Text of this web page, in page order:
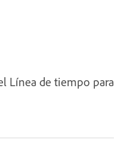
Línea de tiempo para